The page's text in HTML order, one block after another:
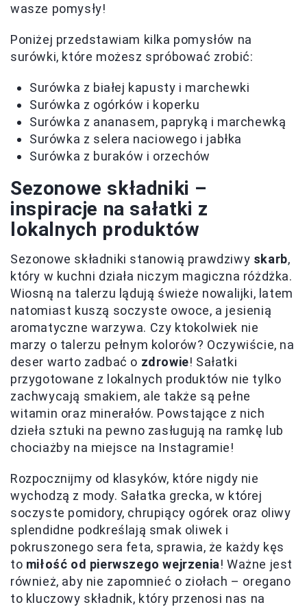
wasze pomysły!
Poniżej przedstawiam kilka pomysłów na
surówki, które możesz spróbować zrobić:
Surówka z białej kapusty i marchewki
Surówka z ogórków i koperku
Surówka z ananasem, papryką i marchewką
Surówka z selera naciowego i jabłka
Surówka z buraków i orzechów
Sezonowe składniki –
inspiracje na sałatki z
lokalnych produktów
Sezonowe składniki stanowią prawdziwy skarb,
który w kuchni działa niczym magiczna różdżka.
Wiosną na talerzu lądują świeże nowalijki, latem
natomiast kuszą soczyste owoce, a jesienią
aromatyczne warzywa. Czy ktokolwiek nie
marzy o talerzu pełnym kolorów? Oczywiście, na
deser warto zadbać o zdrowie! Sałatki
przygotowane z lokalnych produktów nie tylko
zachwycają smakiem, ale także są pełne
witamin oraz minerałów. Powstające z nich
dzieła sztuki na pewno zasługują na ramkę lub
chociażby na miejsce na Instagramie!
Rozpocznijmy od klasyków, które nigdy nie
wychodzą z mody. Sałatka grecka, w której
soczyste pomidory, chrupiący ogórek oraz oliwy
splendidne podkreślają smak oliwek i
pokruszonego sera feta, sprawia, że każdy kęs
to miłość od pierwszego wejrzenia! Ważne jest
również, aby nie zapomnieć o ziołach – oregano
to kluczowy składnik, który przenosi nas na